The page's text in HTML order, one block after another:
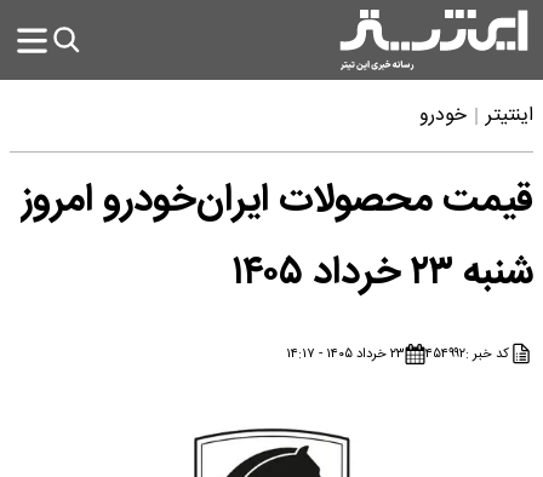
اینتیتر خودرو
قیمت محصولات ایران‌خودرو امروز
شنبه ۲۳ خرداد ۱۴۰۵
کد خبر :۴۵۴۹۹۲ ۲۳ خرداد ۱۴۰۵ - ۱۴:۱۷